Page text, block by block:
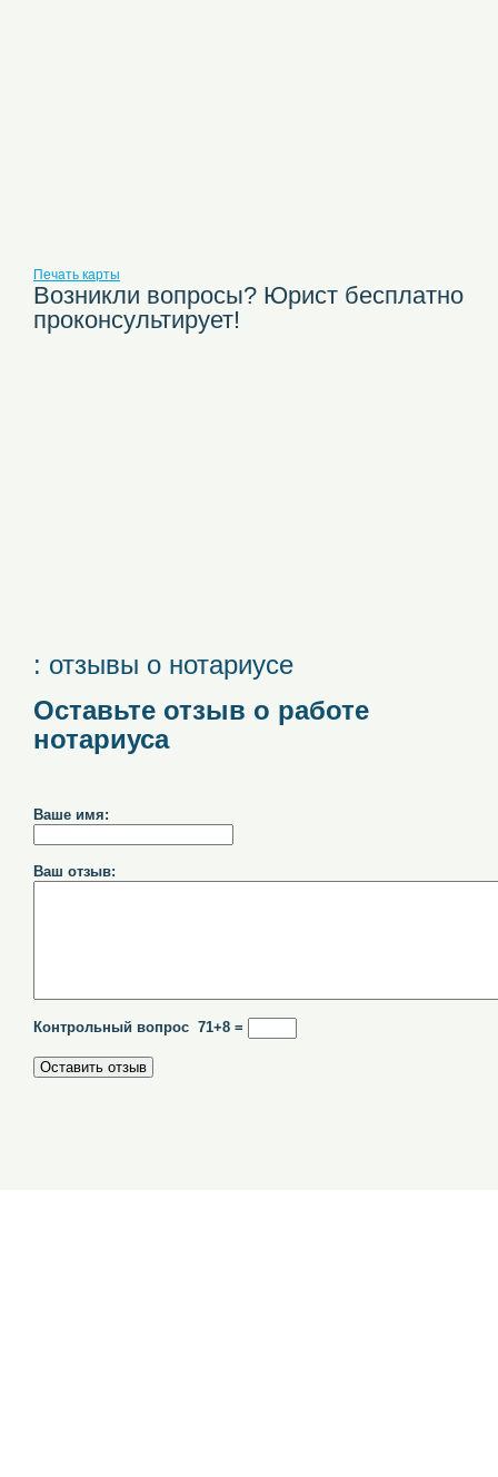
Печать карты
Возникли вопросы? Юрист бесплатно
проконсультирует!
: отзывы о нотариусе
Оставьте отзыв о работе
нотариуса
Ваше имя:
Ваш отзыв:
Контрольный вопрос 71+8 =